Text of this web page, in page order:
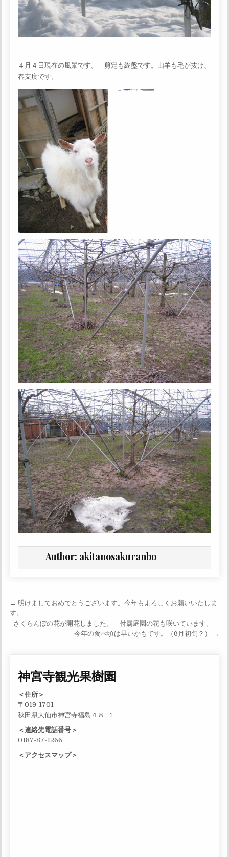
４月４日現在の風景です。 剪定も終盤です。山羊も毛が抜け、
春支度です。
Author: akitanosakuranbo
投稿ナビゲーション
← 明けましておめでとうございます。今年もよろしくお願いいたしま
す。
さくらんぼの花が開花しました。 付属庭園の花も咲いています。
今年の食べ頃は早いかもです。（6月初旬？） →
神宮寺観光果樹園
＜住所＞
〒019-1701
秋田県大仙市神宮寺福島４８−１
＜連絡先電話番号＞
0187-87-1266
＜アクセスマップ＞